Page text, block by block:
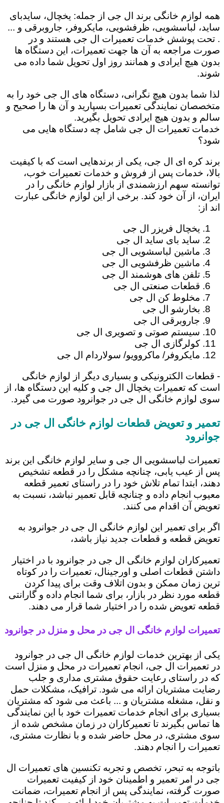
همه لوازم خانگی برند ال جی از جمله: یخچال، سایدبای
ساید، لباسشویی، ظرفشویی، مایکروفر، جاروبرقی و ...
. تحت پوشش خدمات تعمیرات ال جی هستند و در
صورت مراجعه به آن ها جهت تعمیرات، این دستگاه ها
بدون هیچ ایرادی و همانند روز اول تحویل شما داده می
شوند.
لذا شما بدون هیچ نگرانی، دستگاه های ال جی خود را به
متخصصان نمایندگی تعمیرات بسپارید و آن ها را صحیح و
سالم و بدون هیچ ایرادی تحویل بگیرید.
خدمات تعمیرات ال جی شامل چه دستگاه هایی می
شود؟
برند کره ای ال جی، یکی از برندهایی است که با کیفیت
بالا، خدمات پس از فروش و خدمات تعمیرات خوب،
توانسته سهم ارزشمندی از بازار لوازم خانگی را در
ایران، از آن خود کند. برخی از این لوازم خانگی عبارت
اند از:
یخچال فریزر ال جی
ساید بای ساید ال جی
ماشین لباسشویی ال جی
ماشین ظرفشویی ال جی
تلفن های هوشمند ال جی
قطعات صنعتی ال جی
مخلوط کن ال جی
بخارشو ال جی
جاروبرقی ال جی
سیستم صوتی و تصویری ال جی
کولرگازی ال جی
مایکروفر/ ماکروویو/ سولاردام ال جی
- قطعات الکترونیکی و بسیاری دیگر از لوازم خانگی
است که تعمیرات یخچال ال جی و کلیه این دستگاه ها، از
سوی لوازم خانگی ال جی در جوانرود صورت می گیرد.
تعمیر و تعویض قطعات لوازم خانگی ال جی در
جوانرود
تعمیرات لباسشویی ال جی و سایر لوازم خانگی این برند
پس از عیب یابی، چنانچه مشکل را در قطعه تشخیص
دهند، ابتدا تمام تلاش خود را در راستای تعمیر قطعه
معیوب انجام داده و چنانچه قابل تعمیر نباشد، نسبت به
تعویض آن اقدام می کنند.
اگر برای تعمیر این لوازم خانگی ال جی در جوانرود به
تعویض قطعه و قطعات جدید نیاز باشد،
تعمیرکاران لوازم خانگی ال جی در جوانرود با در اختیار
داشتن قطعات اصلی و اورجینال، تعمیرات را در کوتاه
ترین زمان ممکن و بدون اتلاف وقت برای پیدا کردن
قطعه مورد نظر در بازار، برای شما انجام داده و گارانتی
قطعه تعویض شده را در اختیار شما قرار می دهند.
تعمیرات لوازم خانگی ال جی در محل و منزل در جوانرود
یکی از بهترین خدمات لوازم خانگی ال جی در جوانرود
در تعمیرات ال جی، انجام تعمیرات در محل و منزل است
که در راستای رعایت حقوق مشتری مداری و جلب
رضایت مشتریان ارائه می شود. ترافیک، مشکلات حمل
و نقل، مشغله مشتریان و ... باعث می شود که مشتریان
بسیاری برای انجام خدمات تعمیرات خود با این نمایندگی
ها تماس بگیرند تا تعمیرکاران در زمان مشخص شده از
سوی مشتری، در محل حاضر شده و با نظارت مشتری،
تعمیرات را انجام دهند.
باتوجه به تبحر، تخصص و تجربه تکنسین های تعمیرات ال
جی در امر تعمیر و اطمینان خود از کیفیت تعمیرات
صورت گرفته، نمایندگی پس از انجام تعمیرات، ضمانت